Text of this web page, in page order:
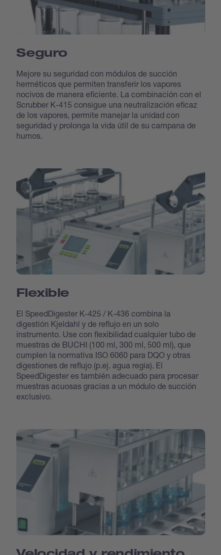
Seguro
Mejore su seguridad con módulos de succión
herméticos que permiten transferir los vapores
nocivos de manera eficiente. La combinación con el
Scrubber K-415 consigue una neutralización eficaz
de los vapores, permite manejar la unidad con
seguridad y prolonga la vida útil de su campana de
humos.
Flexible
El SpeedDigester K-425 / K-436 combina la
digestión Kjeldahl y de reflujo en un solo
instrumento. Use con flexibilidad cualquier tubo de
muestras de BUCHI (100 ml, 300 ml, 500 ml), que
cumplen la normativa ISO 6060 para DQO y otras
digestiones de reflujo (p.ej. agua regia). El
SpeedDigester es también adecuado para procesar
muestras acuosas gracias a un módulo de succión
exclusivo.